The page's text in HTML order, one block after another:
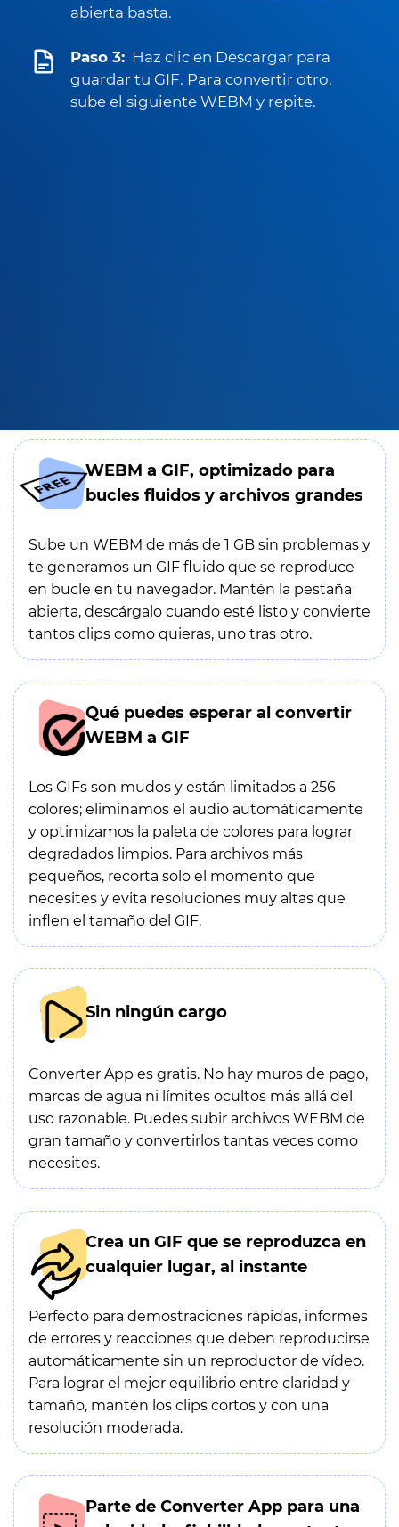
abierta basta.
Paso 3: Haz clic en Descargar para
guardar tu GIF. Para convertir otro,
sube el siguiente WEBM y repite.
WEBM a GIF, optimizado para
bucles fluidos y archivos grandes
Sube un WEBM de más de 1 GB sin problemas y
te generamos un GIF fluido que se reproduce
en bucle en tu navegador. Mantén la pestaña
abierta, descárgalo cuando esté listo y convierte
tantos clips como quieras, uno tras otro.
Qué puedes esperar al convertir
WEBM a GIF
Los GIFs son mudos y están limitados a 256
colores; eliminamos el audio automáticamente
y optimizamos la paleta de colores para lograr
degradados limpios. Para archivos más
pequeños, recorta solo el momento que
necesites y evita resoluciones muy altas que
inflen el tamaño del GIF.
Sin ningún cargo
Converter App es gratis. No hay muros de pago,
marcas de agua ni límites ocultos más allá del
uso razonable. Puedes subir archivos WEBM de
gran tamaño y convertirlos tantas veces como
necesites.
Crea un GIF que se reproduzca en
cualquier lugar, al instante
Perfecto para demostraciones rápidas, informes
de errores y reacciones que deben reproducirse
automáticamente sin un reproductor de vídeo.
Para lograr el mejor equilibrio entre claridad y
tamaño, mantén los clips cortos y con una
resolución moderada.
Parte de Converter App para una